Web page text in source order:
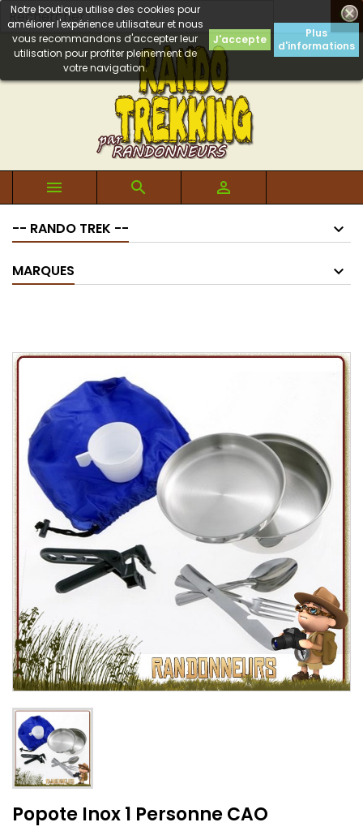

Notre boutique utilise des cookies pour
améliorer l'expérience utilisateur et nous
vous recommandons d'accepter leur
utilisation pour profiter pleinement de
votre navigation.
J'accepte
Plus
d'informations
  
-- RANDO TREK --
MARQUES
Popote Inox 1 Personne CAO